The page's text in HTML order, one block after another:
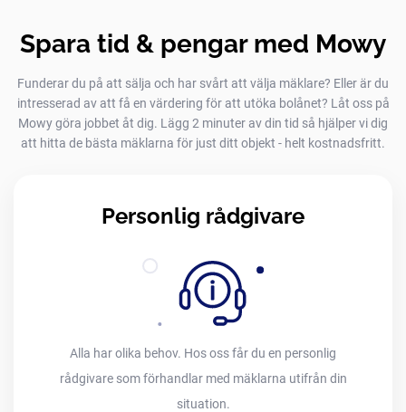
Spara tid & pengar med Mowy
Funderar du på att sälja och har svårt att välja mäklare? Eller är du
intresserad av att få en värdering för att utöka bolånet? Låt oss på
Mowy göra jobbet åt dig. Lägg 2 minuter av din tid så hjälper vi dig
att hitta de bästa mäklarna för just ditt objekt - helt kostnadsfritt.
Personlig rådgivare
Alla har olika behov. Hos oss får du en personlig
rådgivare som förhandlar med mäklarna utifrån din
situation.